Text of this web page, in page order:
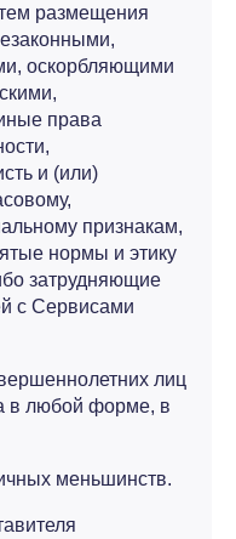
размещения
оскорбляющими
права
и (или)
признакам,
нормы и этику
затрудняющие
с Сервисами
лиц
в любой форме, в
меньшинств.